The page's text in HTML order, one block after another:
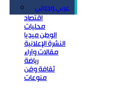
عربي ودولي
اقتصاد
محليات
الوطن ميديا
النشرة الإعلانية
مقالات وآراء
رياضة
ثقافة وفن
منوعات